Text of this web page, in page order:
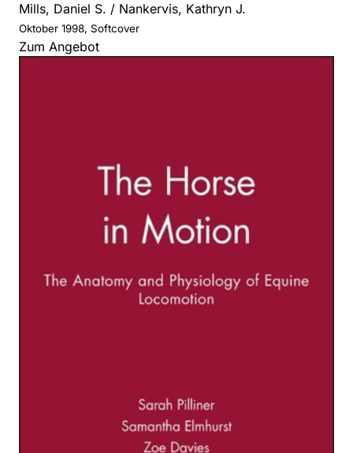
Mills, Daniel S. / Nankervis, Kathryn J.
Oktober 1998, Softcover
Zum Angebot